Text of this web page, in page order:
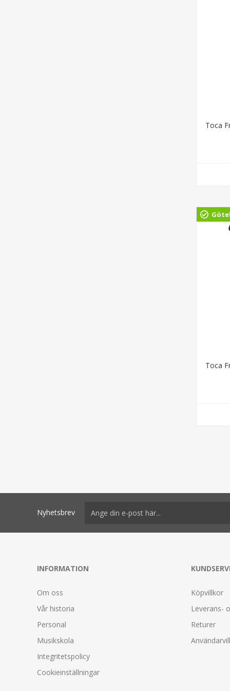
Toca
Toca
Nyhetsbrev
INFORMATION
Om oss
Vår historia
Personal
Musikskola
Integritetspolicy
Cookieinställningar
Köpvillkor
Leverans-
Returer